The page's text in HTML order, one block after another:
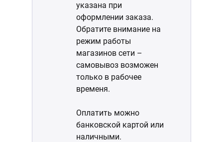
указана при
оформлении заказа.
Обратите внимание на
режим работы
магазинов сети –
самовывоз возможен
только в рабочее
временя.
Оплатить можно
банковской картой или
наличными.